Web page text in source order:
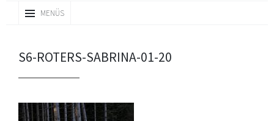
MENÜS
INHALT
S6-ROTERS-SABRINA-01-20